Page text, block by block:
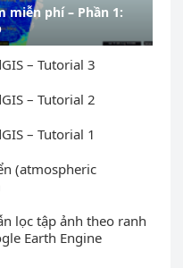
miễn phí – Phần 1:
– Tutorial 3
– Tutorial 2
– Tutorial 1
(atmospheric
lọc tập ảnh theo ranh
Earth Engine